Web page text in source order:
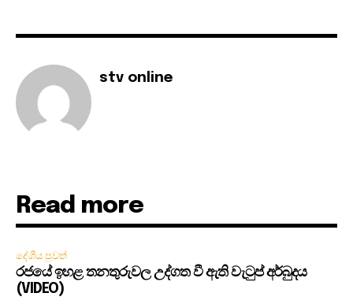
stv online
Read more
දේශීය පුවත්
රජයේ ඉහළ තනතුරුවල උද්ගත වී ඇති වැටුප් අර්බුදය
(VIDEO)